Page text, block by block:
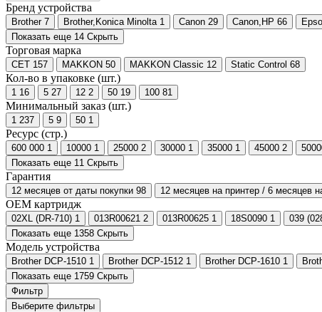
Бренд устройства
Brother 7 Brother,Konica Minolta 1 Canon 29 Canon,HP 66
Показать еще 14 Скрыть
Торговая марка
CET 157 MAKKON 50 MAKKON Classic 12 Static Control 68
Кол-во в упаковке (шт.)
1 16 5 27 12 2 50 19 100 81
Минимальный заказ (шт.)
1 237 5 9 50 1
Ресурс (стр.)
600 000 1 10000 1 25000 2 30000 1 35000 1 45000 2
Показать еще 11 Скрыть
Гарантия
12 месяцев от даты покупки 98 12 месяцев на
ОЕМ картридж
02XL (DR-710) 1 013R00621 2 013R00625 1 18S0090 1 039
Показать еще 1358 Скрыть
Модель устройства
Brother DCP-1510 1 Brother DCP-1512 1 Brother DCP-1610 1
Показать еще 1759 Скрыть
Фильтр
Выберите фильтры